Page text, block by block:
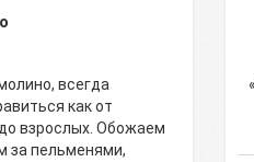
всегда
как от
взрослых. Обожаем
за пельменями,